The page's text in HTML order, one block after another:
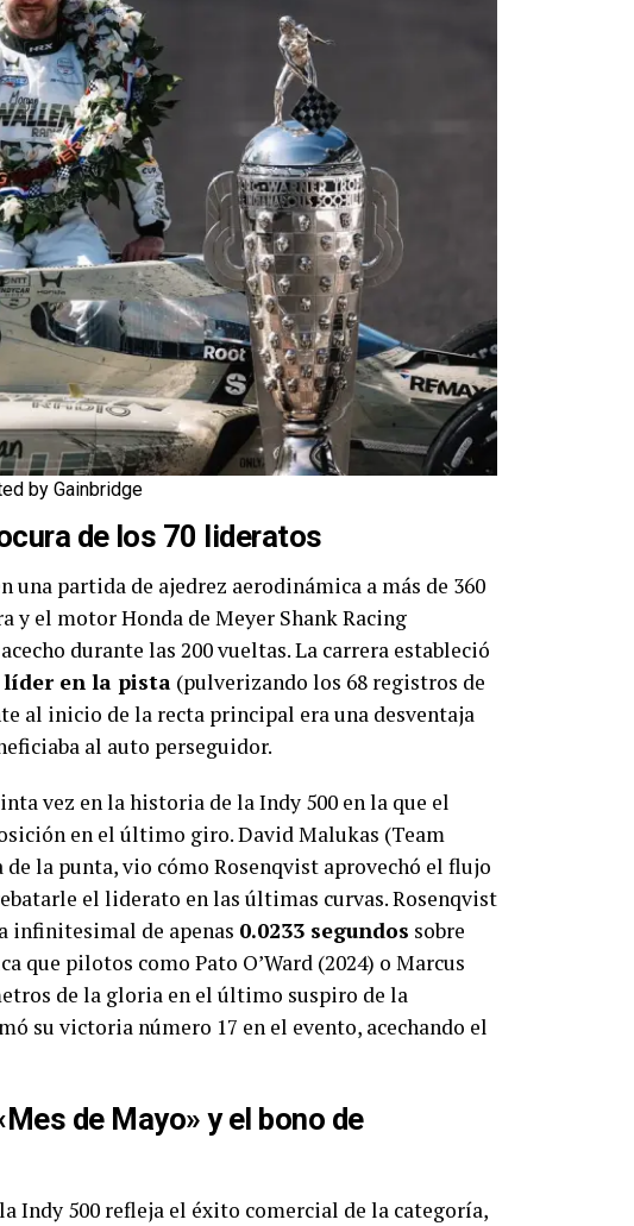
by Gainbridge
de los 70 lideratos
una partida de ajedrez aerodinámica a más de 360
y el motor Honda de Meyer Shank Racing
durante las 200 vueltas. La carrera estableció
líder en la pista (pulverizando los 68 registros de
al inicio de la recta principal era una desventaja
al auto perseguidor.
vez en la historia de la Indy 500 en la que el
en el último giro. David Malukas (Team
de la punta, vio cómo Rosenqvist aprovechó el flujo
el liderato en las últimas curvas. Rosenqvist
infinitesimal de apenas 0.0233 segundos sobre
que pilotos como Pato O’Ward (2024) o Marcus
de la gloria en el último suspiro de la
su victoria número 17 en el evento, acechando el
de Mayo» y el bono de
Indy 500 refleja el éxito comercial de la categoría,